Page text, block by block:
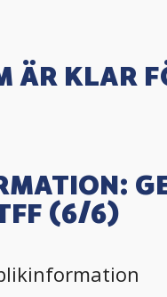
ÄR KLAR
(6/6)